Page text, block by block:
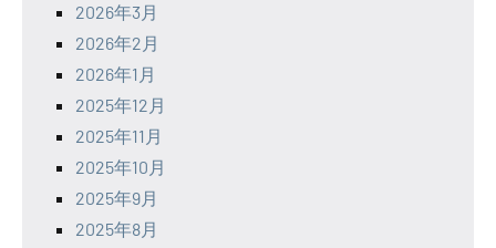
2026年3月
2026年2月
2026年1月
2025年12月
2025年11月
2025年10月
2025年9月
2025年8月